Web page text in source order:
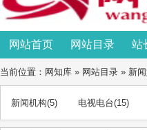
网站首页 网站目录 站
当前位置： 网知库 » 网站目录 » 新
新闻机构(5) 电视电台(15)